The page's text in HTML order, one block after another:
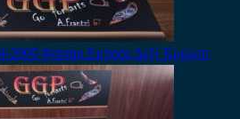
2009 Φανάρι Εμπρός Δεξί Χρώμιο